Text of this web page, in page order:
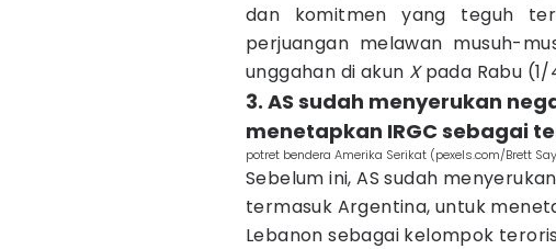
dan komitmen yang teguh
perjuangan melawan musuh-
unggahan di akun Xpada Rabu
3. AS sudah menyerukan
menetapkan IRGC sebagai
potret bendera Amerika Serikat (pexels.com/Brett
Sebelum ini, AS sudah
termasuk Argentina, untuk
Lebanon sebagai kelompok